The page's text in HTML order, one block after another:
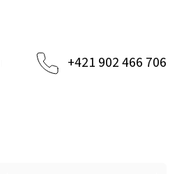
+421 902 466 706